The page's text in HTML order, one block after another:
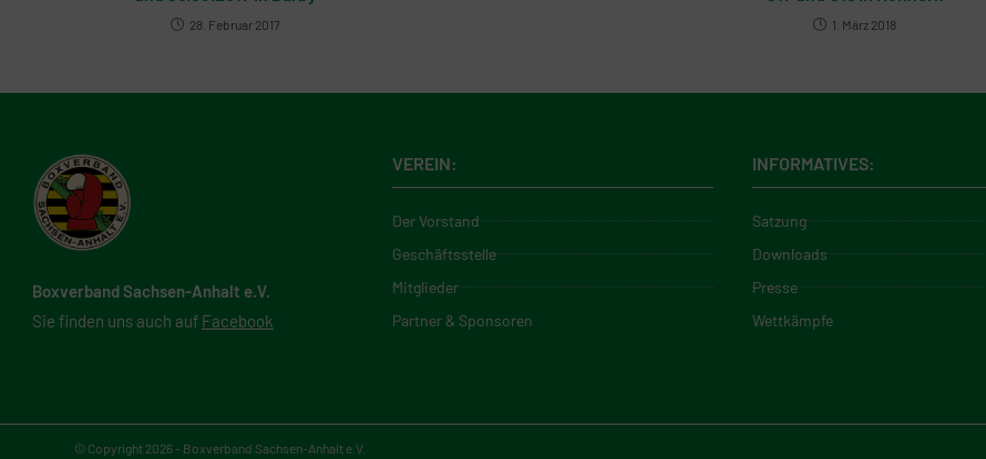
28. Februar 2017 1. März 2018
Boxverband Sachsen-Anhalt e.V.
Sie finden uns auch auf Facebook
VEREIN:
Der Vorstand
Geschäftsstelle
Mitglieder
Partner & Sponsoren
INFORMATIVES:
Satzung
Downloads
Presse
Wettkämpfe
© Copyright 2026 - Boxverband Sachsen-Anhalt e.V.